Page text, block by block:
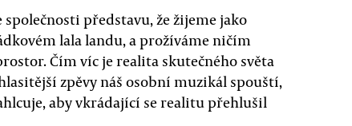
představu, že žijeme jako
lala landu, a prožíváme ničím
Čím víc je realita skutečného světa
zpěvy náš osobní muzikál spouští,
aby vkrádající se realitu přehlušil